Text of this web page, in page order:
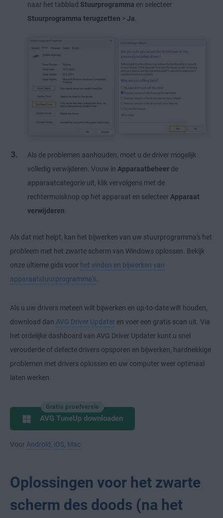
naar het tabblad Stuurprogramma en selecteer
Stuurprogramma terugzetten > Ja.
Als de problemen aanhouden, moet u de driver mogelijk
volledig verwijderen. Vouw in Apparaatbeheer de
apparaatcategorie uit, klik vervolgens met de
rechtermuisknop op het apparaat en selecteer Apparaat
verwijderen
Als dat niet helpt, kan het bijwerken van uw stuurprogramma's het
probleem met het zwarte scherm van Windows oplossen. Bekijk
onze ultieme gids voor het vinden en bijwerken van
apparaatstuurprogramma's
Als u uw drivers meteen wilt bijwerken en up-to-date wilt houden,
download dan AVG Driver Updater en voer een gratis scan uit. Via
het ordelijke dashboard van AVG Driver Updater kunt u snel
verouderde of defecte drivers opsporen en bijwerken, hardnekkige
problemen met drivers oplossen en uw computer weer optimaal
laten werken.
Gratis proefversie
AVG TuneUp downloaden
Voor Android iOS Mac
Oplossingen voor het zwarte
scherm des doods (na het